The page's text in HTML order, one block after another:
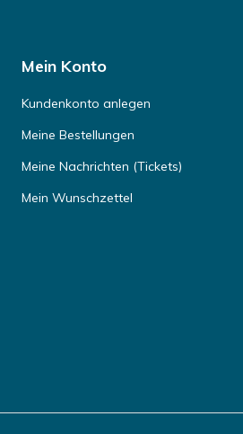
Mein Konto
Kundenkonto anlegen
Meine Bestellungen
Meine Nachrichten (Tickets)
Mein Wunschzettel